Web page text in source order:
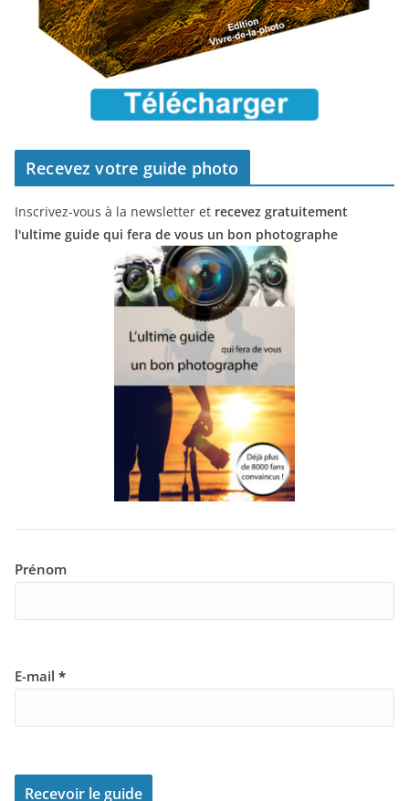
Recevez votre guide photo
Inscrivez-vous à la newsletter et recevez gratuitement
l'ultime guide qui fera de vous un bon photographe
Prénom
E-mail *